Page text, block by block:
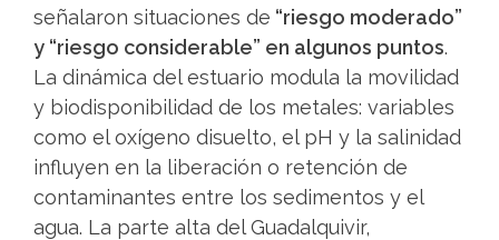
señalaron situaciones de “riesgo moderado”
y “riesgo considerable” en algunos puntos.
La dinámica del estuario modula la movilidad
y biodisponibilidad de los metales: variables
como el oxígeno disuelto, el pH y la salinidad
influyen en la liberación o retención de
contaminantes entre los sedimentos y el
agua. La parte alta del Guadalquivir,